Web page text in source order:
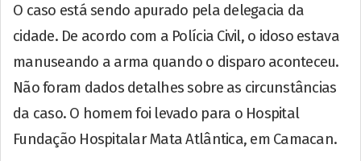
O caso está sendo apurado pela delegacia da
cidade. De acordo com a Polícia Civil, o idoso estava
manuseando a arma quando o disparo aconteceu.
Não foram dados detalhes sobre as circunstâncias
da caso. O homem foi levado para o Hospital
Fundação Hospitalar Mata Atlântica, em Camacan.